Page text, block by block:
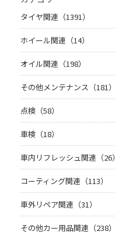
タイヤ関連（1391）
ホイール関連（14）
オイル関連（198）
その他メンテナンス（181）
点検（58）
車検（18）
車内リフレッシュ関連（26）
コーティング関連（113）
車外リペア関連（31）
その他カー用品関連（238）